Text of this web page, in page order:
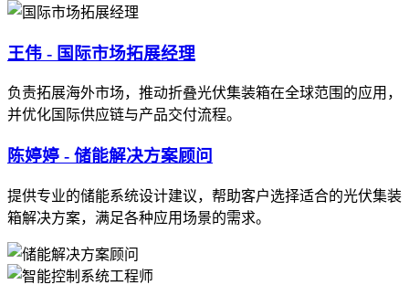
王伟 - 国际市场拓展经理
负责拓展海外市场，推动折叠光伏集装箱在全球范围的应用，
并优化国际供应链与产品交付流程。
陈婷婷 - 储能解决方案顾问
提供专业的储能系统设计建议，帮助客户选择适合的光伏集装
箱解决方案，满足各种应用场景的需求。